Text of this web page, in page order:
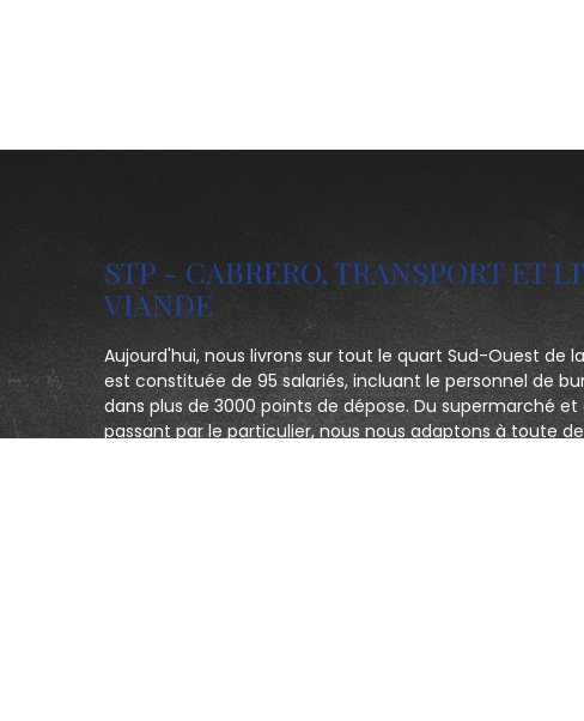
STP - CABRERO, TRANSPORT ET
VIANDE
Aujourd'hui, nous livrons sur tout le quart Sud-Ouest de
est constituée de 95 salariés, incluant le personnel de
dans plus de 3000 points de dépose. Du supermarché
passant par le particulier, nous nous adaptons à toute